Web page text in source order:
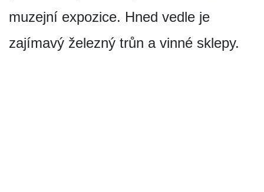
muzejní expozice. Hned vedle je
zajímavý železný trůn a vinné sklepy.